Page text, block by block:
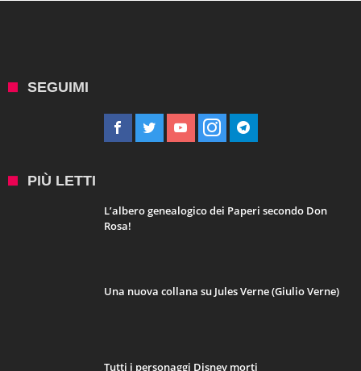
SEGUIMI
PIÙ LETTI
L’albero genealogico dei Paperi secondo Don
Rosa!
Una nuova collana su Jules Verne (Giulio Verne)
Tutti i personaggi Disney morti